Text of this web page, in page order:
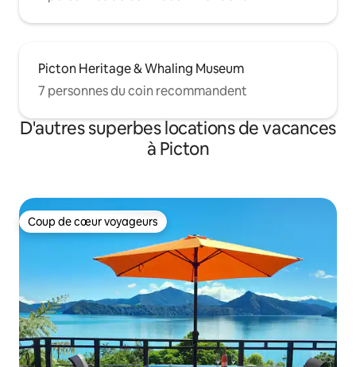
Picton Heritage & Whaling Museum
7 personnes du coin recommandent
D'autres superbes locations de vacances
à Picton
Coup de cœur voyageurs
Coup de cœur voyageurs